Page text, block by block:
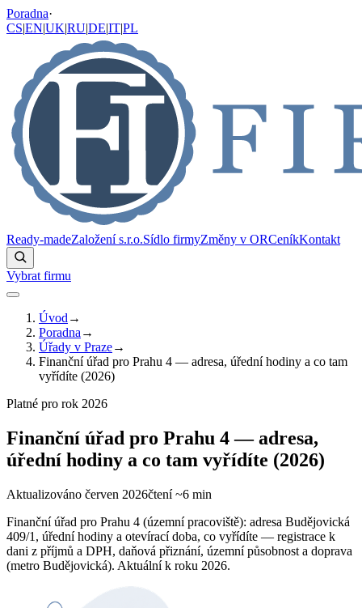
Poradna·
CS|EN|UK|RU|DE|IT|PL
Ready-madeZaložení s.r.o.Sídlo firmyZměny v ORCeníkKontakt
Vybrat firmu
Úvod →
Poradna →
Úřady v Praze→
Finanční úřad pro Prahu 4 — adresa, úřední hodiny a co tam
vyřídíte (2026)
Platné pro rok 2026
Finanční úřad pro Prahu 4 — adresa,
úřední hodiny a co tam vyřídíte (2026)
Aktualizováno červen 2026čtení ~6 min
Finanční úřad pro Prahu 4 (územní pracoviště): adresa Budějovická
409/1, úřední hodiny a otevírací doba, co vyřídíte — registrace k
dani z příjmů a DPH, daňová přiznání, územní působnost a doprava
(metro Budějovická). Aktuální k roku 2026.